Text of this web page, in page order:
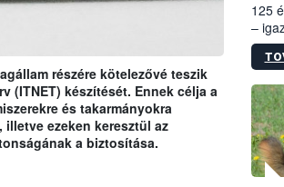
részére kötelezővé teszik
(ITNET) készítését. Ennek célja a
és takarmányokra
ezeken keresztül az
a biztosítása.
125
–
15.